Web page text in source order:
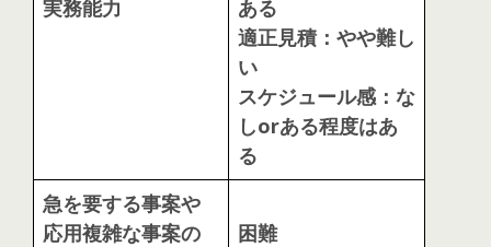
実務能力
ある
適正見積：やや難し
い
スケジュール感：な
しorある程度はあ
る
急を要する事案や
応用複雑な事案の
困難